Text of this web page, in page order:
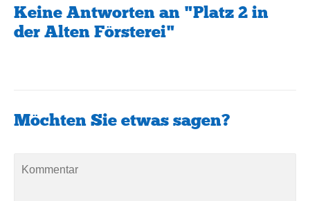
Keine Antworten an "Platz 2 in
der Alten Försterei"
Möchten Sie etwas sagen?